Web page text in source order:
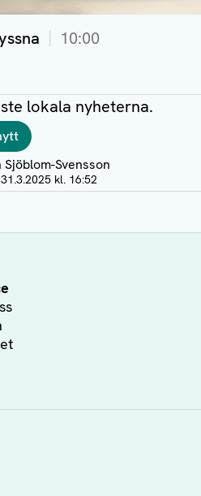
10:00
lokala nyheterna.
Sjöblom-Svensson
31.3.2025 kl. 16:52